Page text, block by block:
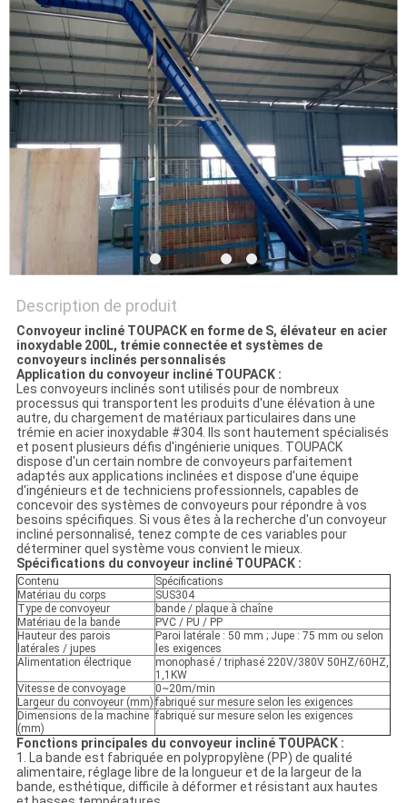
SITEMAP
POLITIQUE
DE
CONFIDENTIALITÉ
Description de produit
Convoyeur incliné TOUPACK en forme de S, élévateur en acier
inoxydable 200L, trémie connectée et systèmes de
convoyeurs inclinés personnalisés
Application du convoyeur incliné TOUPACK :
Les convoyeurs inclinés sont utilisés pour de nombreux
processus qui transportent les produits d'une élévation à une
autre, du chargement de matériaux particulaires dans une
trémie en acier inoxydable #304. Ils sont hautement spécialisés
et posent plusieurs défis d'ingénierie uniques. TOUPACK
dispose d'un certain nombre de convoyeurs parfaitement
adaptés aux applications inclinées et dispose d'une équipe
d'ingénieurs et de techniciens professionnels, capables de
concevoir des systèmes de convoyeurs pour répondre à vos
besoins spécifiques. Si vous êtes à la recherche d'un convoyeur
incliné personnalisé, tenez compte de ces variables pour
déterminer quel système vous convient le mieux.
Spécifications du convoyeur incliné TOUPACK :
Contenu
Spécifications
Matériau du corps
SUS304
Type de convoyeur
bande / plaque à chaîne
Matériau de la bande
PVC / PU / PP
Hauteur des parois
latérales / jupes
Paroi latérale : 50 mm ; Jupe : 75 mm ou selon
les exigences
Alimentation électrique
monophasé / triphasé 220V/380V 50HZ/60HZ,
1,1KW
Vitesse de convoyage
0~20m/min
Largeur du convoyeur (mm) fabriqué sur mesure selon les exigences
Dimensions de la machine
(mm)
fabriqué sur mesure selon les exigences
Fonctions principales du convoyeur incliné TOUPACK :
1. La bande est fabriquée en polypropylène (PP) de qualité
alimentaire, réglage libre de la longueur et de la largeur de la
bande, esthétique, difficile à déformer et résistant aux hautes